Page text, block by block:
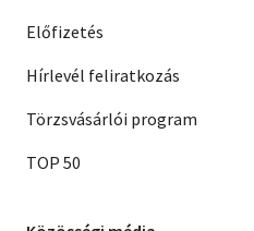
Előfizetés
Hírlevél feliratkozás
Törzsvásárlói program
TOP 50